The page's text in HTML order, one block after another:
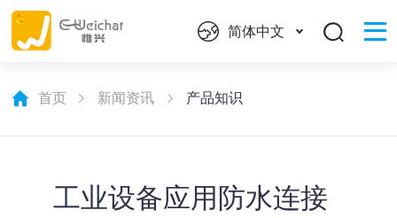
简体中文
首页 新闻资讯 产品知识
工业设备应用防水连接